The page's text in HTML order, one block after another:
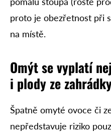
proto je obezřetnost při
na místě.
Omýt se vyplatí
i plody ze
Špatně omyté ovoce či
nepředstavuje riziko